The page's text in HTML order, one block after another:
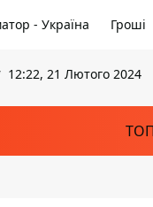
- Україна Гроші
12:22, 21 Лютого 2024